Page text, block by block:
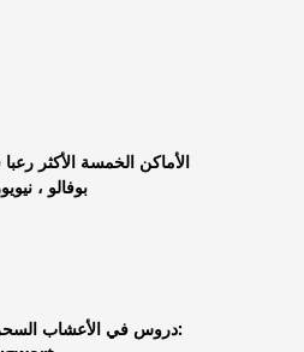
الأماكن الخمسة الأكثر
بوفالو ،
دروس في الأعشاب